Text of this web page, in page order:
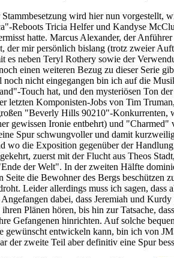
wird hier nun vorgestellt,
Reboots Tricia Helfer und Kandyse
hatte. Marcus Alexander, der
der mir persönlich bislang (trotz zweier
es neben Teryl Rothery sowie der
einen weiteren Bezug zu dieser Serie
noch nicht eingegangen bin ich auf die
Touch hat, und den mysteriösen Ton
letzten Komponisten-Jobs von Tim
"Beverly Hills 90210"-Konkurrenten,
gewissen Ironie entbehrt) und "Charmed"
Spur schwungvoller und damit
wo die Exposition gegenüber der
zuerst mit der Flucht aus Theos
der Welt". In der zweiten Hälfte
Seite die Bewohner des Bergs beschützen
Leider allerdings muss ich sagen, dass
dabei, dass Jeremiah und Kurdy
Plänen hören, bis hin zur Tatsache,
Gefangenen hinrichten. Auf solche
gewünscht entwickeln kann, bin ich von
der zweite Teil aber definitiv eine Spur